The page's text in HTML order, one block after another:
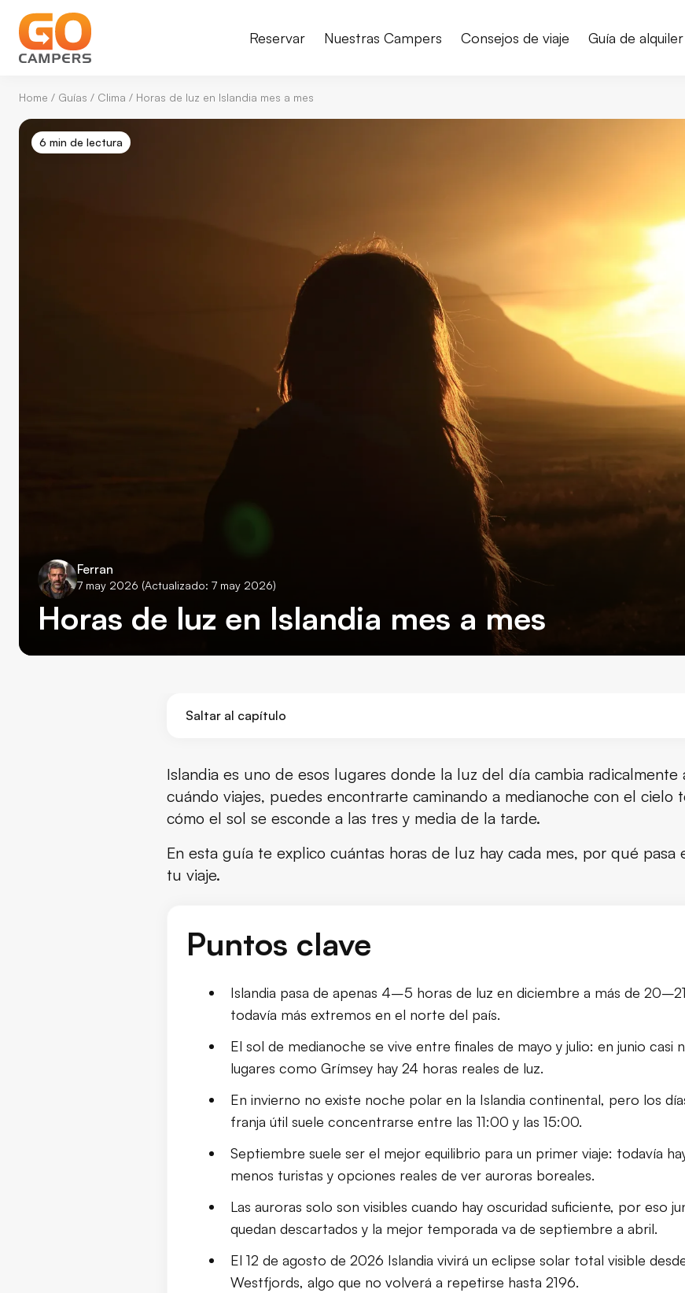
Reservar Nuestras Campers Consejos de viaje Guía de alquiler
Home / Guías / Clima / Horas de luz en Islandia mes a mes
6 min de lectura
Ferran
7 may 2026 (Actualizado: 7 may 2026)
Horas de luz en Islandia mes a mes
Saltar al capítulo
Horas de luz en Islandia mes a mes
Reikiavik vs norte de Islandia: cómo cambia la luz
La oscuridad en invierno en Islandia
¿Hay noche polares en Islandia?
Mejor época para viajar a Islandia según la luz
Auroras boreales y horas de luz
Islandia es uno de esos lugares donde la luz del día cambia
cuándo viajes, puedes encontrarte caminando a medianoche con el cielo
cómo el sol se esconde a las tres y media de la tarde.
En esta guía te explico cuántas horas de luz hay cada mes, por qué
tu viaje.
Puntos clave
Islandia pasa de apenas 4–5 horas de luz en diciembre a más de
todavía más extremos en el norte del país.
El sol de medianoche se vive entre finales de mayo y julio: en junio casi
lugares como Grímsey hay 24 horas reales de luz.
En invierno no existe noche polar en la Islandia continental, pero los
franja útil suele concentrarse entre las 11:00 y las 15:00.
Septiembre suele ser el mejor equilibrio para un primer viaje: todavía
menos turistas y opciones reales de ver auroras boreales.
Las auroras solo son visibles cuando hay oscuridad suficiente, por eso
quedan descartados y la mejor temporada va de septiembre a abril.
El 12 de agosto de 2026 Islandia vivirá un eclipse solar total visible
Westfjords, algo que no volverá a repetirse hasta 2196.